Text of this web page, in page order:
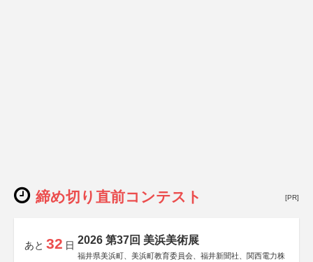
締め切り直前コンテスト [PR]
あと 32 日 2026 第37回 美浜美術展
福井県美浜町、美浜町教育委員会、福井新聞社、関西電力株